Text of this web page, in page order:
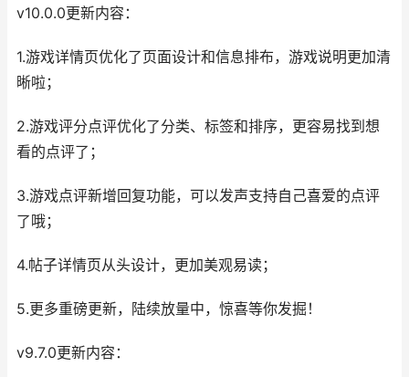
v10.0.0更新内容：
1.游戏详情页优化了页面设计和信息排布，游戏说明更加清
晰啦；
2.游戏评分点评优化了分类、标签和排序，更容易找到想
看的点评了；
3.游戏点评新增回复功能，可以发声支持自己喜爱的点评
了哦；
4.帖子详情页从头设计，更加美观易读；
5.更多重磅更新，陆续放量中，惊喜等你发掘！
v9.7.0更新内容：